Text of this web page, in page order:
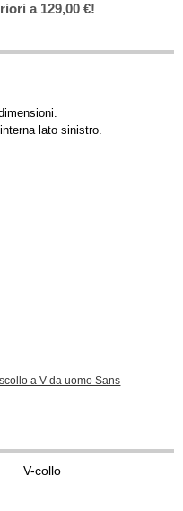
a 129,00 €!
lato sinistro.
a V da uomo Sans
V-collo